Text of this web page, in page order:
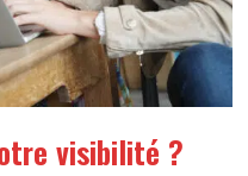
visibilité ?